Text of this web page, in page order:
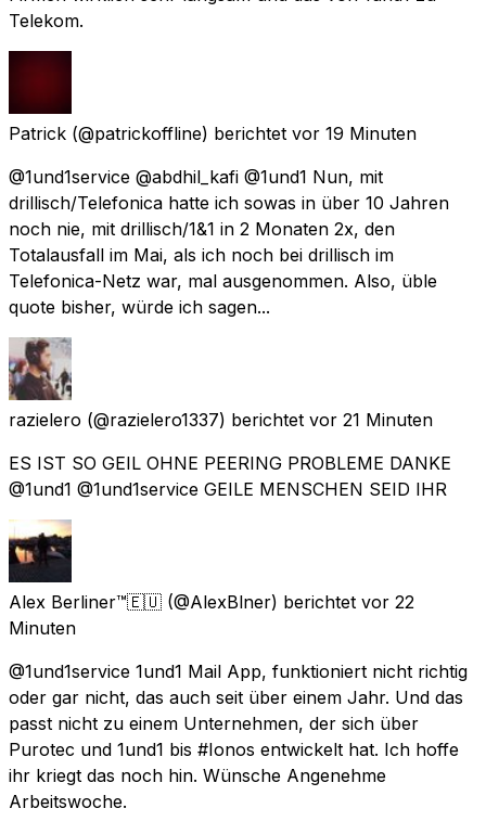
Telekom.
Patrick (@patrickoffline) berichtet vor 19 Minuten
@1und1service @abdhil_kafi @1und1 Nun, mit
drillisch/Telefonica hatte ich sowas in über 10 Jahren
noch nie, mit drillisch/1&1 in 2 Monaten 2x, den
Totalausfall im Mai, als ich noch bei drillisch im
Telefonica-Netz war, mal ausgenommen. Also, üble
quote bisher, würde ich sagen...
razielero (@razielero1337) berichtet vor 21 Minuten
ES IST SO GEIL OHNE PEERING PROBLEME DANKE
@1und1 @1und1service GEILE MENSCHEN SEID IHR
Alex Berliner™🇪🇺 (@AlexBlner) berichtet vor 22
Minuten
@1und1service 1und1 Mail App, funktioniert nicht richtig
oder gar nicht, das auch seit über einem Jahr. Und das
passt nicht zu einem Unternehmen, der sich über
Purotec und 1und1 bis #Ionos entwickelt hat. Ich hoffe
ihr kriegt das noch hin. Wünsche Angenehme
Arbeitswoche.